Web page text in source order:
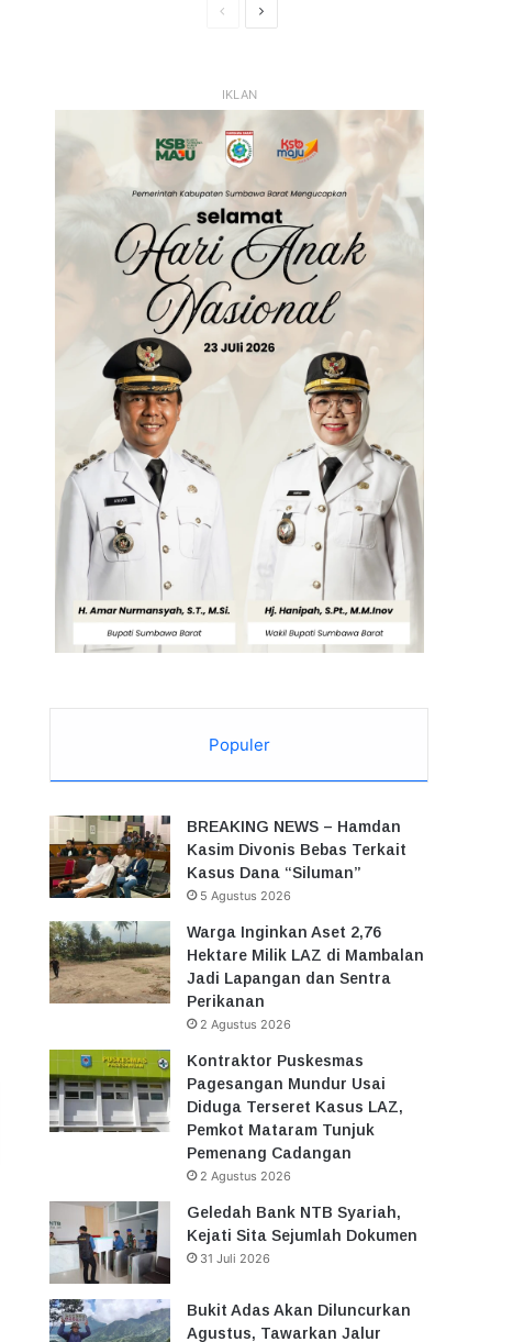
HalamanHalaman
IKLAN
Populer
BREAKING NEWS – Hamdan
Kasim Divonis Bebas Terkait
Kasus Dana “Siluman”
5 Agustus 2026
Warga Inginkan Aset 2,76
Hektare Milik LAZ di Mambalan
Jadi Lapangan dan Sentra
Perikanan
2 Agustus 2026
Kontraktor Puskesmas
Pagesangan Mundur Usai
Diduga Terseret Kasus LAZ,
Pemkot Mataram Tunjuk
Pemenang Cadangan
2 Agustus 2026
Geledah Bank NTB Syariah,
Kejati Sita Sejumlah Dokumen
31 Juli 2026
Bukit Adas Akan Diluncurkan
Agustus, Tawarkan Jalur